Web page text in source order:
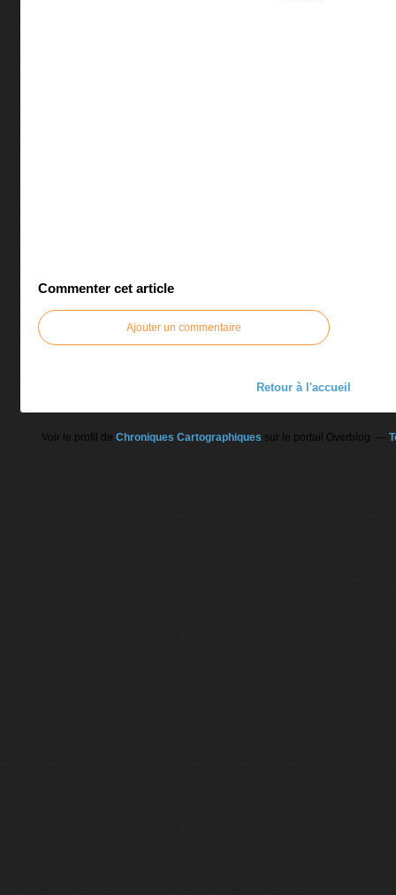
Commenter cet article
Ajouter un commentaire
Retour à l'accueil
Voir le profil de Chroniques Cartographiques sur le portail Overblog